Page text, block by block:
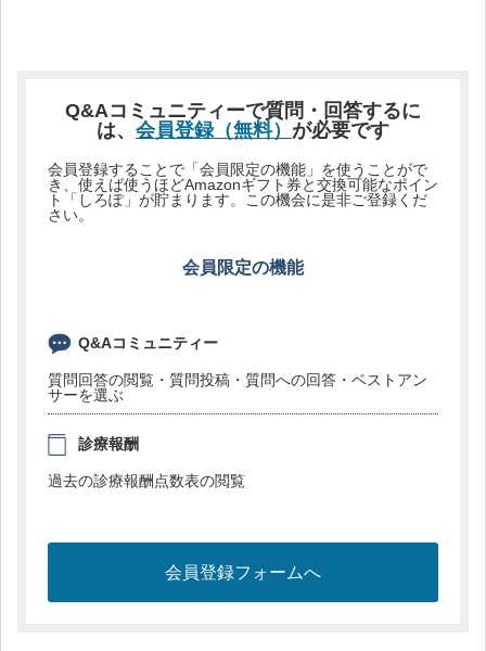
Q&Aコミュニティーで質問・回答するに
は、 会員登録（無料） が必要です
会員登録することで「会員限定の機能」を使うことがで
き、使えば使うほどAmazonギフト券と交換可能なポイン
ト「しろぽ」が貯まります。この機会に是非ご登録くだ
さい。
会員限定の機能
Q&Aコミュニティー
質問回答の閲覧・質問投稿・質問への回答・ベストアン
サーを選ぶ
診療報酬
過去の診療報酬点数表の閲覧
会員登録フォームへ